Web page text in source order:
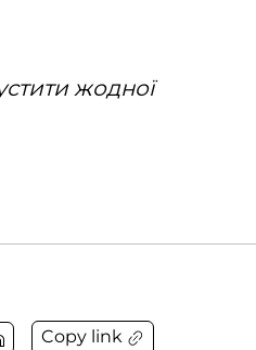
жодної
Copy link